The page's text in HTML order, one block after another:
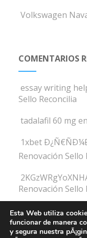
Volkswagen
COMENTARIOS
essay writing
Sello Reconcilia
tadalafil 60 mg en
1xbet
Renovación Sello
Renovación Sello
Renovación Sello
Esta Web utiliza
funcionar de manera
y segura nuestra